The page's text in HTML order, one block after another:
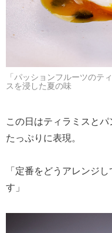
「パッションフルーツのテ
スを浸した夏の味
この日はティラミスと
たっぷりに表現。
「定番をどうアレンジ
す」